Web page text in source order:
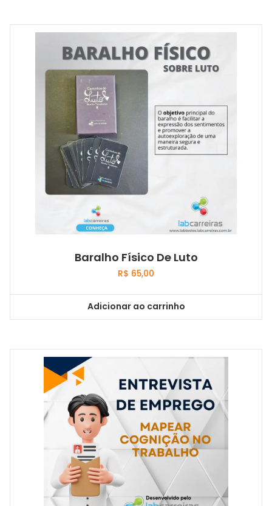
Baralho Físico De Luto
R$ 65,00
Adicionar ao carrinho